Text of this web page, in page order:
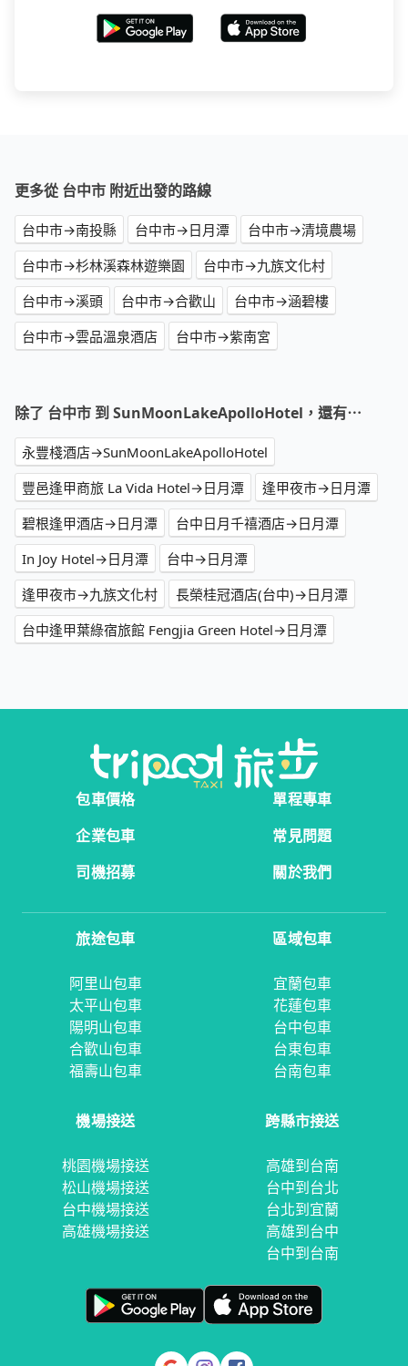
更多從 台中市 附近出發的路線
台中市→南投縣 台中市→日月潭
台中市→清境農場
台中市→杉林溪森林遊樂園
台中市→九族文化村
台中市→溪頭
台中市→合歡山
台中市→涵碧樓
台中市→雲品溫泉酒店
台中市→紫南宮
除了 台中市 到 SunMoonLakeApolloHotel，還有⋯
永豐棧酒店→SunMoonLakeApolloHotel
豐邑逢甲商旅 La Vida Hotel→日月潭
逢甲夜市→日月潭
碧根逢甲酒店→日月潭
台中日月千禧酒店→日月潭
In Joy Hotel→日月潭
台中→日月潭
逢甲夜市→九族文化村
長榮桂冠酒店(台中)→日月潭
台中逢甲葉綠宿旅館 Fengjia Green Hotel→日月潭
包車價格
單程專車
企業包車
常見問題
司機招募
關於我們
旅途包車
阿里山包車
太平山包車
陽明山包車
合歡山包車
福壽山包車
區域包車
宜蘭包車
花蓮包車
台中包車
台東包車
台南包車
機場接送
桃園機場接送
松山機場接送
台中機場接送
高雄機場接送
跨縣市接送
高雄到台南
台中到台北
台北到宜蘭
高雄到台中
台中到台南